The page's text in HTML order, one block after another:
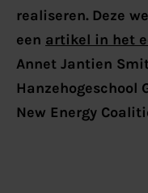
realiseren. Deze
een artikel in het
Annet Jantien
Hanzehogeschool
New Energy